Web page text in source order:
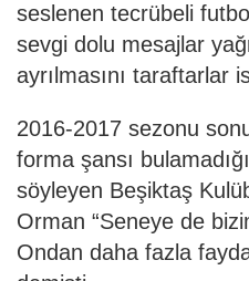
seslenen tecrübeli
sevgi dolu mesajlar
ayrılmasını taraftarlar
2016-2017 sezonu
forma şansı
söyleyen Beşiktaş
Orman “Seneye de
Ondan daha fazla